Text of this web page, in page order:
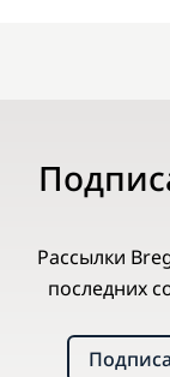
Рассылки
последних